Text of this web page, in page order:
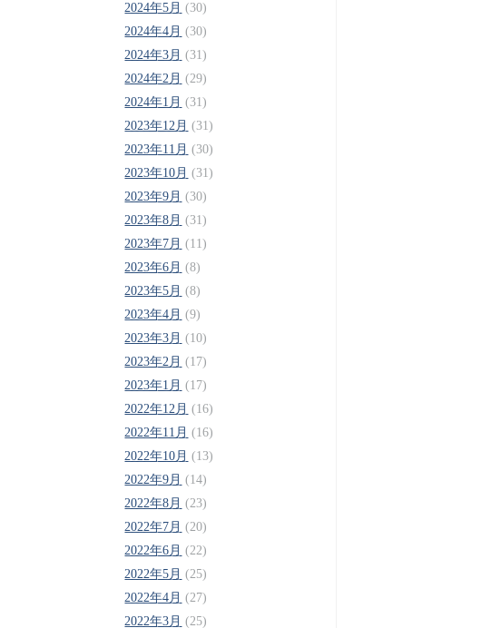
2024年5月 (30)
2024年4月 (30)
2024年3月 (31)
2024年2月 (29)
2024年1月 (31)
2023年12月 (31)
2023年11月 (30)
2023年10月 (31)
2023年9月 (30)
2023年8月 (31)
2023年7月 (11)
2023年6月 (8)
2023年5月 (8)
2023年4月 (9)
2023年3月 (10)
2023年2月 (17)
2023年1月 (17)
2022年12月 (16)
2022年11月 (16)
2022年10月 (13)
2022年9月 (14)
2022年8月 (23)
2022年7月 (20)
2022年6月 (22)
2022年5月 (25)
2022年4月 (27)
2022年3月 (25)